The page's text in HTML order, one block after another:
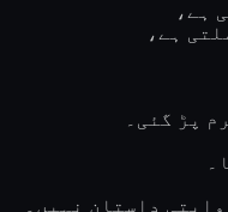
ہے،
ہے،
پڑ گئی۔
داستان نہیں۔